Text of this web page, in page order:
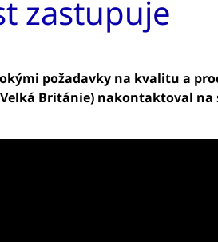
zastupuje
požadavky na kvalitu a
Británie) nakontaktoval